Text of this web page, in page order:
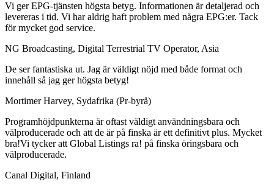
Vi ger EPG-tjänsten högsta betyg. Informationen är detaljerad och
levereras i tid. Vi har aldrig haft problem med några EPG:er. Tack
för mycket god service.
NG Broadcasting, Digital Terrestrial TV Operator, Asia
De ser fantastiska ut. Jag är väldigt nöjd med både format och
innehåll så jag ger högsta betyg!
Mortimer Harvey, Sydafrika (Pr-byrå)
Programhöjdpunkterna är oftast väldigt användningsbara och
välproducerade och att de är på finska är ett definitivt plus. Mycket
bra!Vi tycker att Global Listings ra! på finska öringsbara och
välproducerade.
Canal Digital, Finland